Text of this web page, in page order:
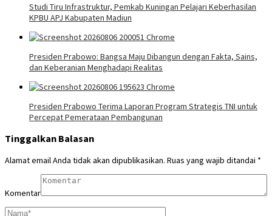
Studi Tiru Infrastruktur, Pemkab Kuningan Pelajari Keberhasilan
KPBU APJ Kabupaten Madiun
Presiden Prabowo: Bangsa Maju Dibangun dengan Fakta, Sains,
dan Keberanian Menghadapi Realitas
Presiden Prabowo Terima Laporan Program Strategis TNI untuk
Percepat Pemerataan Pembangunan
Tinggalkan Balasan
Alamat email Anda tidak akan dipublikasikan. Ruas yang wajib ditandai *
Komentar